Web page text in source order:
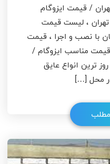
/ قیمت ایزوگام
، لیست قیمت
با نصب و اجرا ، قیمت
قیمت مناسب ایزوگام /
ترین انواع عایق
محل […]
مطلب